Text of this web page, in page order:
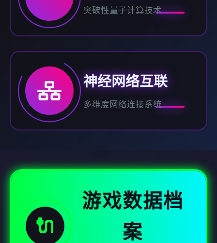
突破性量子计算技术
神经网络互联
多维度网络连接系统
🔌
游戏数据档
案